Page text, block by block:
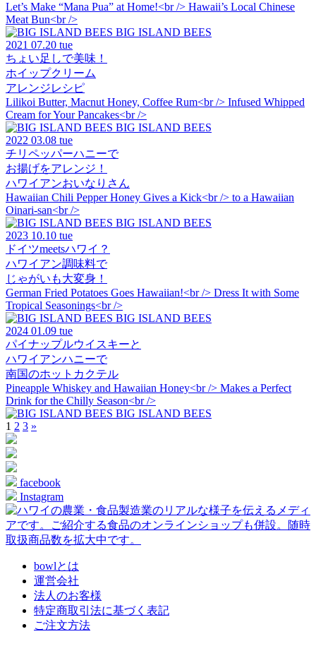
Let’s Make “Mana Pua” at Home!<br /> Hawaii’s Local Chinese
Meat Bun<br />
BIG ISLAND BEES
2021 07.20 tue
ちょい足しで美味！
ホイップクリーム
アレンジレシピ
Lilikoi Butter, Macnut Honey, Coffee Rum<br /> Infused Whipped
Cream for Your Pancakes<br />
BIG ISLAND BEES
2022 03.08 tue
チリペッパーハニーで
お揚げをアレンジ！
ハワイアンおいなりさん
Hawaiian Chili Pepper Honey Gives a Kick<br /> to a Hawaiian
Oinari-san<br />
BIG ISLAND BEES
2023 10.10 tue
ドイツmeetsハワイ？
ハワイアン調味料で
じゃがいも大変身！
German Fried Potatoes Goes Hawaiian!<br /> Dress It with Some
Tropical Seasonings<br />
BIG ISLAND BEES
2024 01.09 tue
パイナップルウイスキーと
ハワイアンハニーで
南国のホットカクテル
Pineapple Whiskey and Hawaiian Honey<br /> Makes a Perfect
Drink for the Chilly Season<br />
BIG ISLAND BEES
1 2 3 »
facebook
Instagram
bowlとは
運営会社
法人のお客様
特定商取引法に基づく表記
ご注文方法